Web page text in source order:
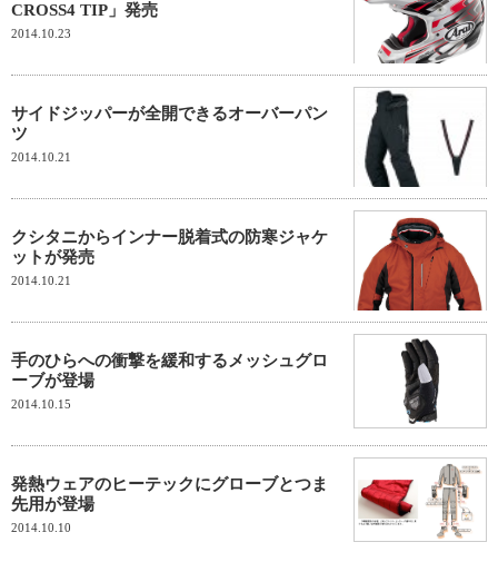
CROSS4 TIP」発売
2014.10.23
サイドジッパーが全開できるオーバーパン
ツ
2014.10.21
クシタニからインナー脱着式の防寒ジャケ
ットが発売
2014.10.21
手のひらへの衝撃を緩和するメッシュグロ
ーブが登場
2014.10.15
発熱ウェアのヒーテックにグローブとつま
先用が登場
2014.10.10